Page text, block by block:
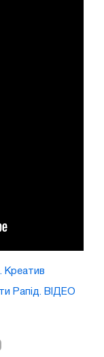
Креатив
Рапід. ВІДЕО